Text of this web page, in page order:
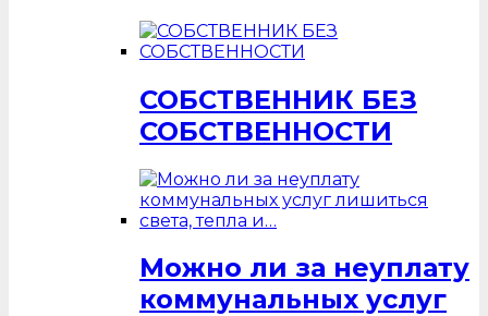
СОБСТВЕННИК БЕЗ
СОБСТВЕННОСТИ
Можно ли за неуплату
коммунальных услуг